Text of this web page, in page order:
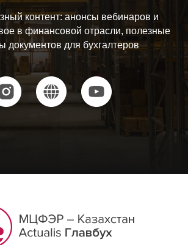
контент: анонсы вебинаров и
в финансовой отрасли, полезные
документов для бухгалтеров